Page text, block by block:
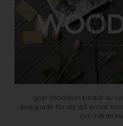
gop Woodlon består av
designade för att stå emot
och hårda